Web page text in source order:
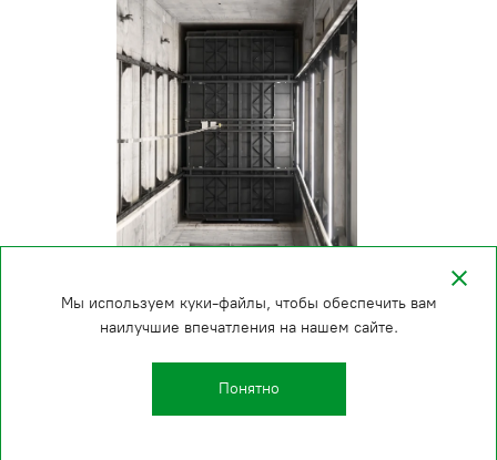
Мы используем куки-файлы, чтобы обеспечить вам
наилучшие впечатления на нашем сайте.
Понятно